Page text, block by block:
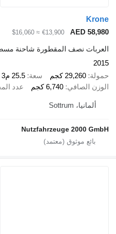
Krone
AED 58,980
€13,900
≈ $16,060
العربات نصف المقطورة شاحنة
2015
حمولة 29,260 كجم سعة 25.5 م3
الوزن الصافي 6,740 كجم عدد
ألمانيا، Sottrum
Nutzfahrzeuge 2000 GmbH